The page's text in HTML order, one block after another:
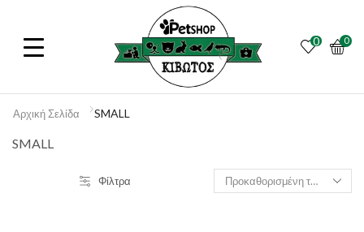
0 0
Αρχική Σελίδα SMALL
SMALL
Φίλτρα